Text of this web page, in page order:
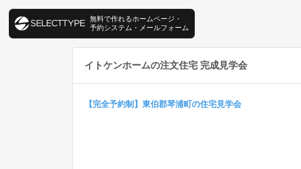
イトケンホームの注文住宅 完成見学会
【完全予約制】東伯郡琴浦町の住宅見学会
無料で作れるホームページ・
予約システム・メールフォーム